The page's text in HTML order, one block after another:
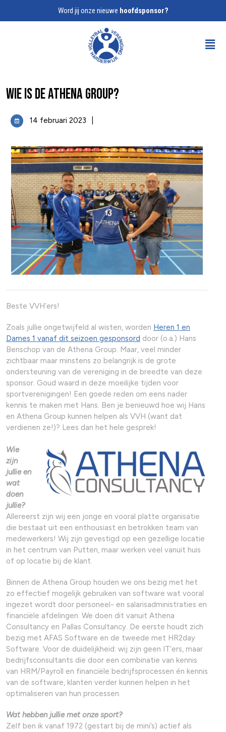
Word jij onze nieuwe hoofdsponsor?
Wie is de Athena Group?
14 februari 2023
Beste VVH’ers!
Zoals jullie ongetwijfeld al wisten, worden Heren 1 en
Dames 1 vanaf dit seizoen gesponsord door (o.a.) Hans
Benschop van de Athena Group. Maar, veel minder
zichtbaar maar minstens zo belangrijk is de grote
ondersteuning van de vereniging in de breedte van deze
sponsor. Goud waard in deze moeilijke tijden voor
sportverenigingen! Een goede reden om eens nader
kennis te maken met Hans. Ben je benieuwd hoe wij Hans
en Athena Group kunnen helpen als VVH (want dat
verdienen ze!)? Lees dan het hele gesprek!
Wie
zijn
jullie en
wat
doen
jullie?
Allereerst zijn wij een jonge en vooral platte organisatie
die bestaat uit een enthousiast en betrokken team van
medewerkers! Wij zijn gevestigd op een gezellige locatie
in het centrum van Putten, maar werken veel vanuit huis
of op locatie bij de klant.
Binnen de Athena Group houden we ons bezig met het
zo effectief mogelijk gebruiken van software wat vooral
ingezet wordt door personeel- en salarisadministraties en
financiële afdelingen. We doen dit vanuit Athena
Consultancy en Pallas Consultancy. De eerste houdt zich
bezig met AFAS Software en de tweede met HR2day
Software. Voor de duidelijkheid: wij zijn geen IT’ers, maar
bedrijfsconsultants die door een combinatie van kennis
van HRM/Payroll en financiële bedrijfsprocessen én kennis
van de software, klanten verder kunnen helpen in het
optimaliseren van hun processen.
Wat hebben jullie met onze sport?
Zelf ben ik vanaf 1972 (gestart bij de mini’s) actief als